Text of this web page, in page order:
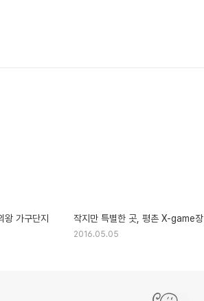
왕 가구단지 작지만 특별한 곳, 평촌 X-game장
2016.05.05